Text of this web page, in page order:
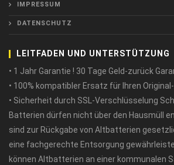
IMPRESSUM
DATENSCHUTZ
LEITFADEN UND UNTERSTÜTZUNG
• 1 Jahr Garantie ! 30 Tage Geld-zurück
• 100% kompatibler Ersatz für Ihren
• Sicherheit durch SSL-Verschlüsselung
Batterien dürfen nicht über den Hausmüll
sind zur Rückgabe von Altbatterien
eine fachgerechte Entsorgung
können Altbatterien an einer kommunalen